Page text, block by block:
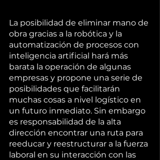
La posibilidad de eliminar mano de
obra gracias a la robótica y la
automatización de procesos con
inteligencia artificial hará más
barata la operación de algunas
empresas y propone una serie de
posibilidades que facilitarán
muchas cosas a nivel logístico en
un futuro inmediato. Sin embargo
es responsabilidad de la alta
dirección encontrar una ruta para
reeducar y reestructurar a la fuerza
laboral en su interacción con las